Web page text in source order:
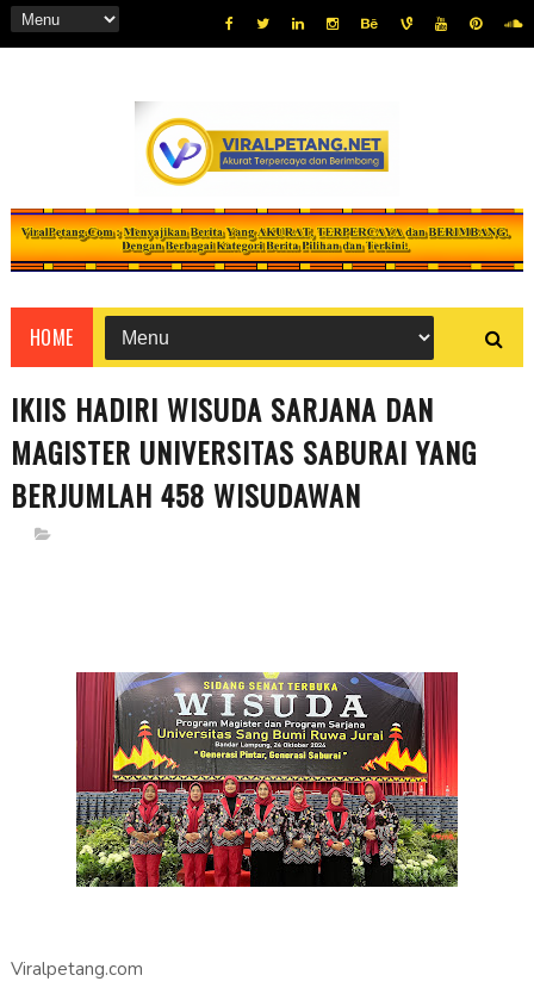
HOME
IKIIS HADIRI WISUDA SARJANA DAN
MAGISTER UNIVERSITAS SABURAI YANG
BERJUMLAH 458 WISUDAWAN
Viralpetang.com